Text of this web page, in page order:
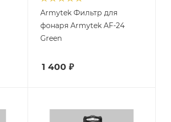
Armytek Фильтр для
фонаря Armytek AF-24
Green
1 400 ₽